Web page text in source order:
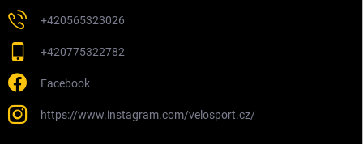
+420565323026
+420775322782
Facebook
https://www.instagram.com/velosport.cz/